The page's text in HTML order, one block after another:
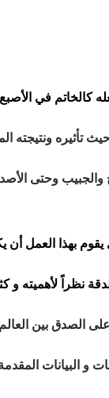
كالخاتم في
حيث تأثيره
وحتى
بهذا العمل أن
نظراً
الصدق بين
و البيانات